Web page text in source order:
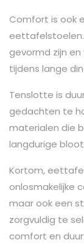
Comfort is ook
gevormd zijn
tijdens lange
Tenslotte is
gedachten te
materialen die
langdurige
Kortom,
onlosmakelijke
maar ook een
zorgvuldig te
comfort en